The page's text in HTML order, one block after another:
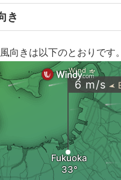
き
向きは以下のとおりです。